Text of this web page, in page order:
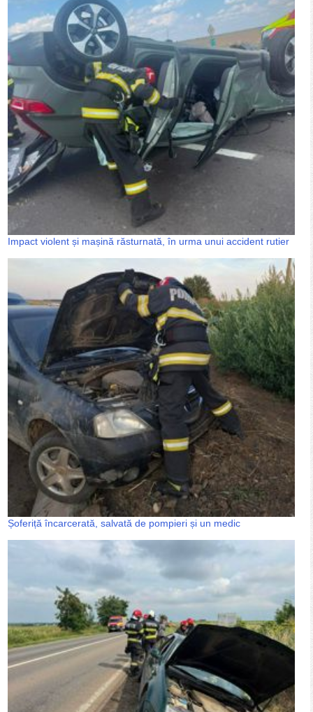
Impact violent și mașină răsturnată, în urma unui accident rutier
Șoferiță încarcerată, salvată de pompieri și un medic